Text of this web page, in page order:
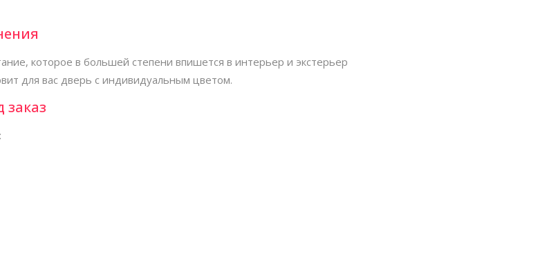
которое в большей степени впишется в интерьер и экстерьер
для вас дверь с индивидуальным цветом.
заказ